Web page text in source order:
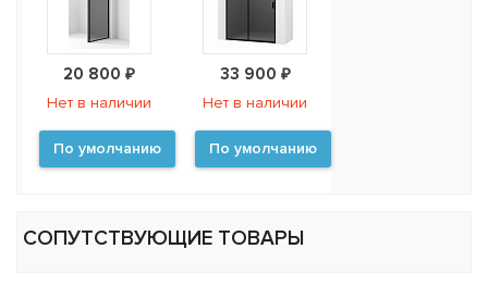
20 800 ₽
Нет в наличии
По умолчанию
33 900 ₽
Нет в наличии
По умолчанию
СОПУТСТВУЮЩИЕ ТОВАРЫ